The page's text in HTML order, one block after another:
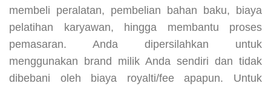
membeli peralatan, pembelian bahan baku, biaya
pelatihan karyawan, hingga membantu proses
pemasaran. Anda dipersilahkan untuk
menggunakan brand milik Anda sendiri dan tidak
dibebani oleh biaya royalti/fee apapun. Untuk